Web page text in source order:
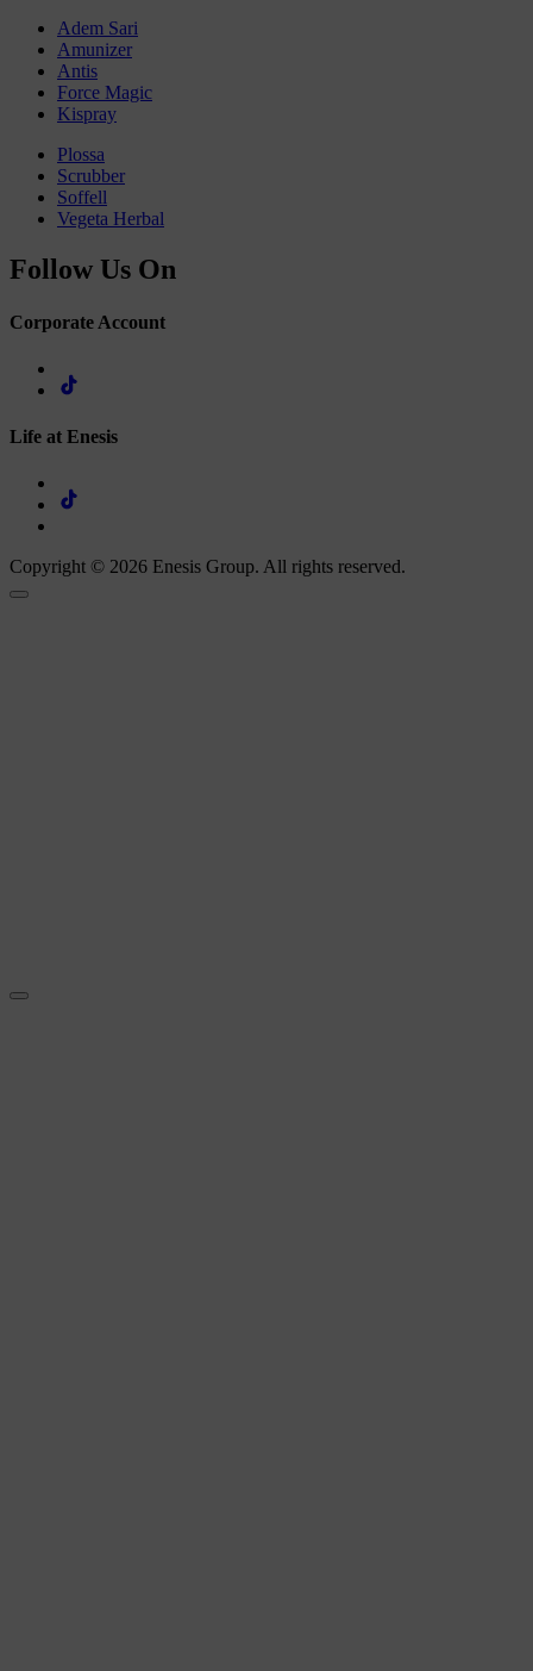
Adem Sari
Amunizer
Antis
Force Magic
Kispray
Plossa
Scrubber
Soffell
Vegeta Herbal
Follow Us On
Corporate Account
Life at Enesis
Copyright © 2026 Enesis Group. All rights reserved.